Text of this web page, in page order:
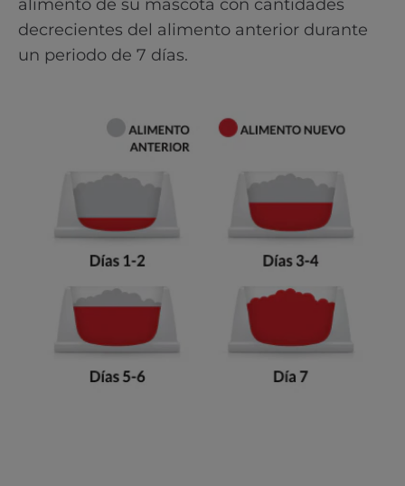
alimento de su mascota con cantidades
decrecientes del alimento anterior durante
un periodo de 7 días.